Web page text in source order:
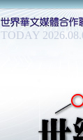
TODAY